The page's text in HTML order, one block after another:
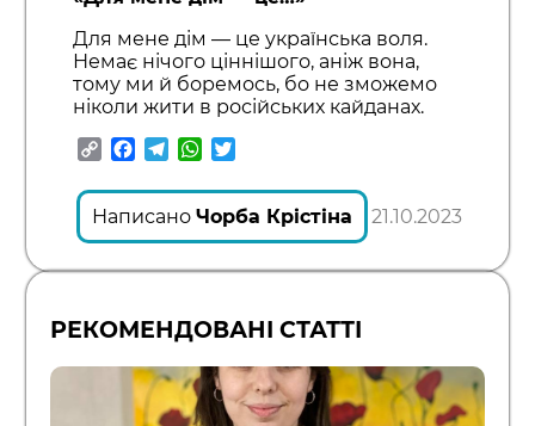
Для мене дім — це українська воля.
Немає нічого ціннішого, аніж вона,
тому ми й боремось, бо не зможемо
ніколи жити в російських кайданах.
CopyFacebook
TelegramWhatsApp
Написано Чорба Крістіна 21.10.2023
РЕКОМЕНДОВАНІ СТАТТІ